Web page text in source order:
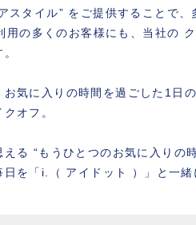
スタイル” をご提供することで
用の多くのお客様にも、当社の
お気に入りの時間を過ごした1日
オフ。
る “もうひとつのお気に入りの
を「i.（ アイドット ）」と一緒